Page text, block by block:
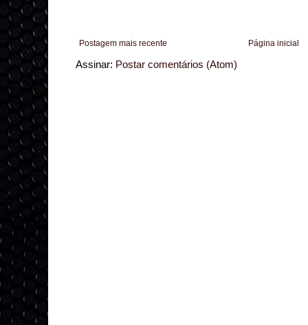
Postagem mais recente Página inicial
Assinar: Postar comentários (Atom)